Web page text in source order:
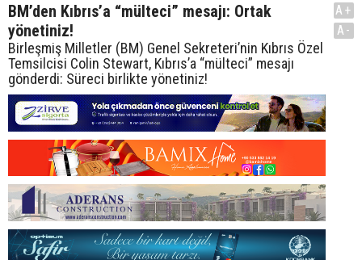
BM’den Kıbrıs’a “mülteci” mesajı: Ortak
yönetiniz!
Birleşmiş Milletler (BM) Genel Sekreteri’nin Kıbrıs Özel
Temsilcisi Colin Stewart, Kıbrıs’a “mülteci” mesajı
gönderdi: Süreci birlikte yönetiniz!
A+
A-